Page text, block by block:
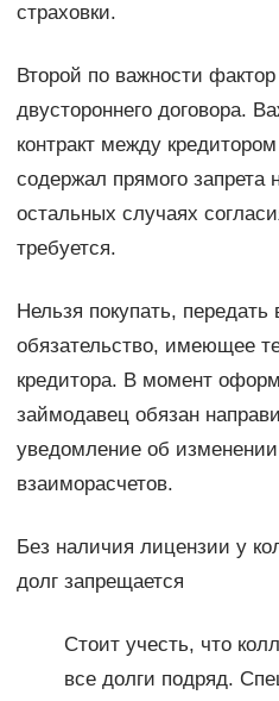
страховки.
Второй по важности
двустороннего договора.
контракт между
содержал прямого
остальных случаях
требуется.
Нельзя покупать, передать
обязательство, имеющее
кредитора. В момент
займодавец обязан
уведомление об
взаиморасчетов.
Без наличия лицензии у
долг запрещается
Стоит учесть, что
все долги подряд.